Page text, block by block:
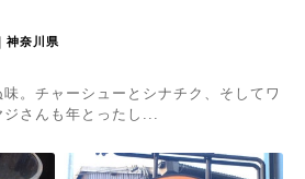
神奈川県
。チャーシューとシナチク、そしてワ
さんも年とったし...